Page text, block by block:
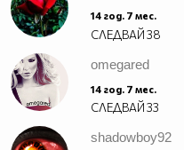
14 год. 7 мес.
СЛЕДВАЙ38
omegared
14 год. 7 мес.
СЛЕДВАЙ33
shadowboy92